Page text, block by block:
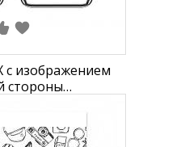
с изображением
стороны
кнопки,